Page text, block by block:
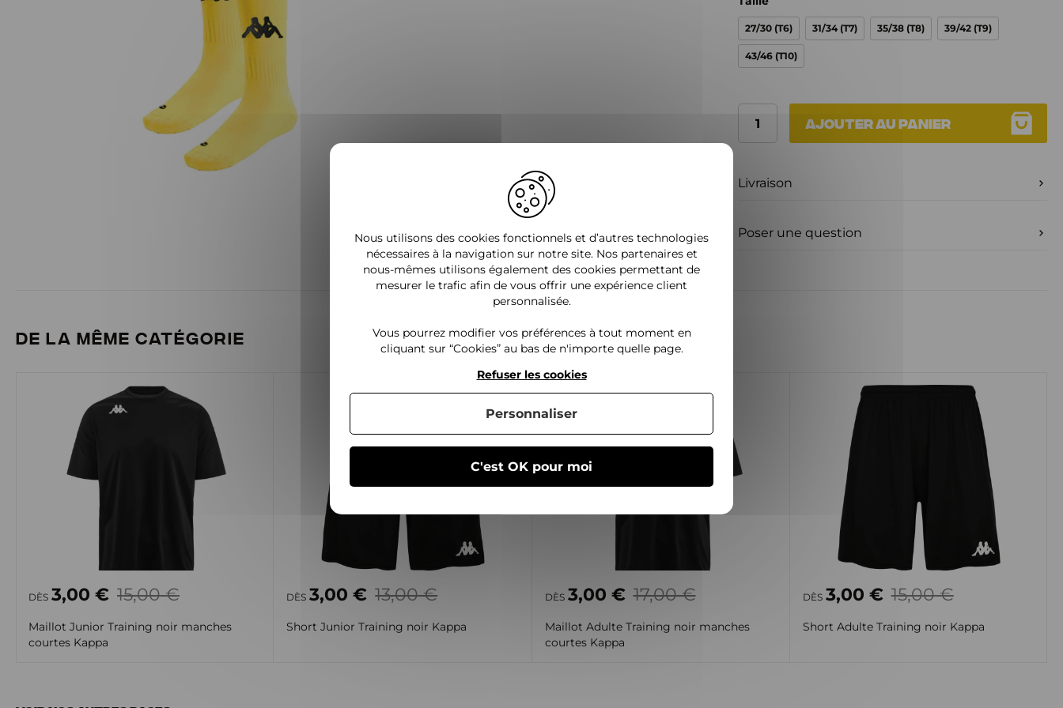
27/30 (T6) 31/34 (T7) 35/38 (T8) 39/42 (T9)
43/46 (T10)
Ajouter au panier
Livraison
Poser une question
DE LA MÊME CATÉGORIE
DÈS 3,00 € 15,00 €
Maillot Junior Training noir manches
courtes Kappa
DÈS 3,00 € 13,00 €
Short Junior Training noir Kappa
DÈS 3,00 € 17,00 €
Maillot Adulte Training noir manches
courtes Kappa
DÈS 3,00 € 15,00 €
Short Adulte Training noir Kappa
Nous utilisons des cookies fonctionnels et d’autres technologies
nécessaires à la navigation sur notre site. Nos partenaires et
nous-mêmes utilisons également des cookies permettant de
mesurer le trafic afin de vous offrir une expérience client
personnalisée.
Vous pourrez modifier vos préférences à tout moment en
cliquant sur “Cookies” au bas de n'importe quelle page.
C'est OK pour moi
Refuser les cookies
Personnaliser